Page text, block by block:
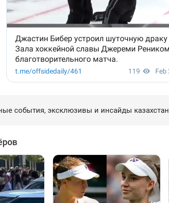
события, эксклюзивы и инсайды